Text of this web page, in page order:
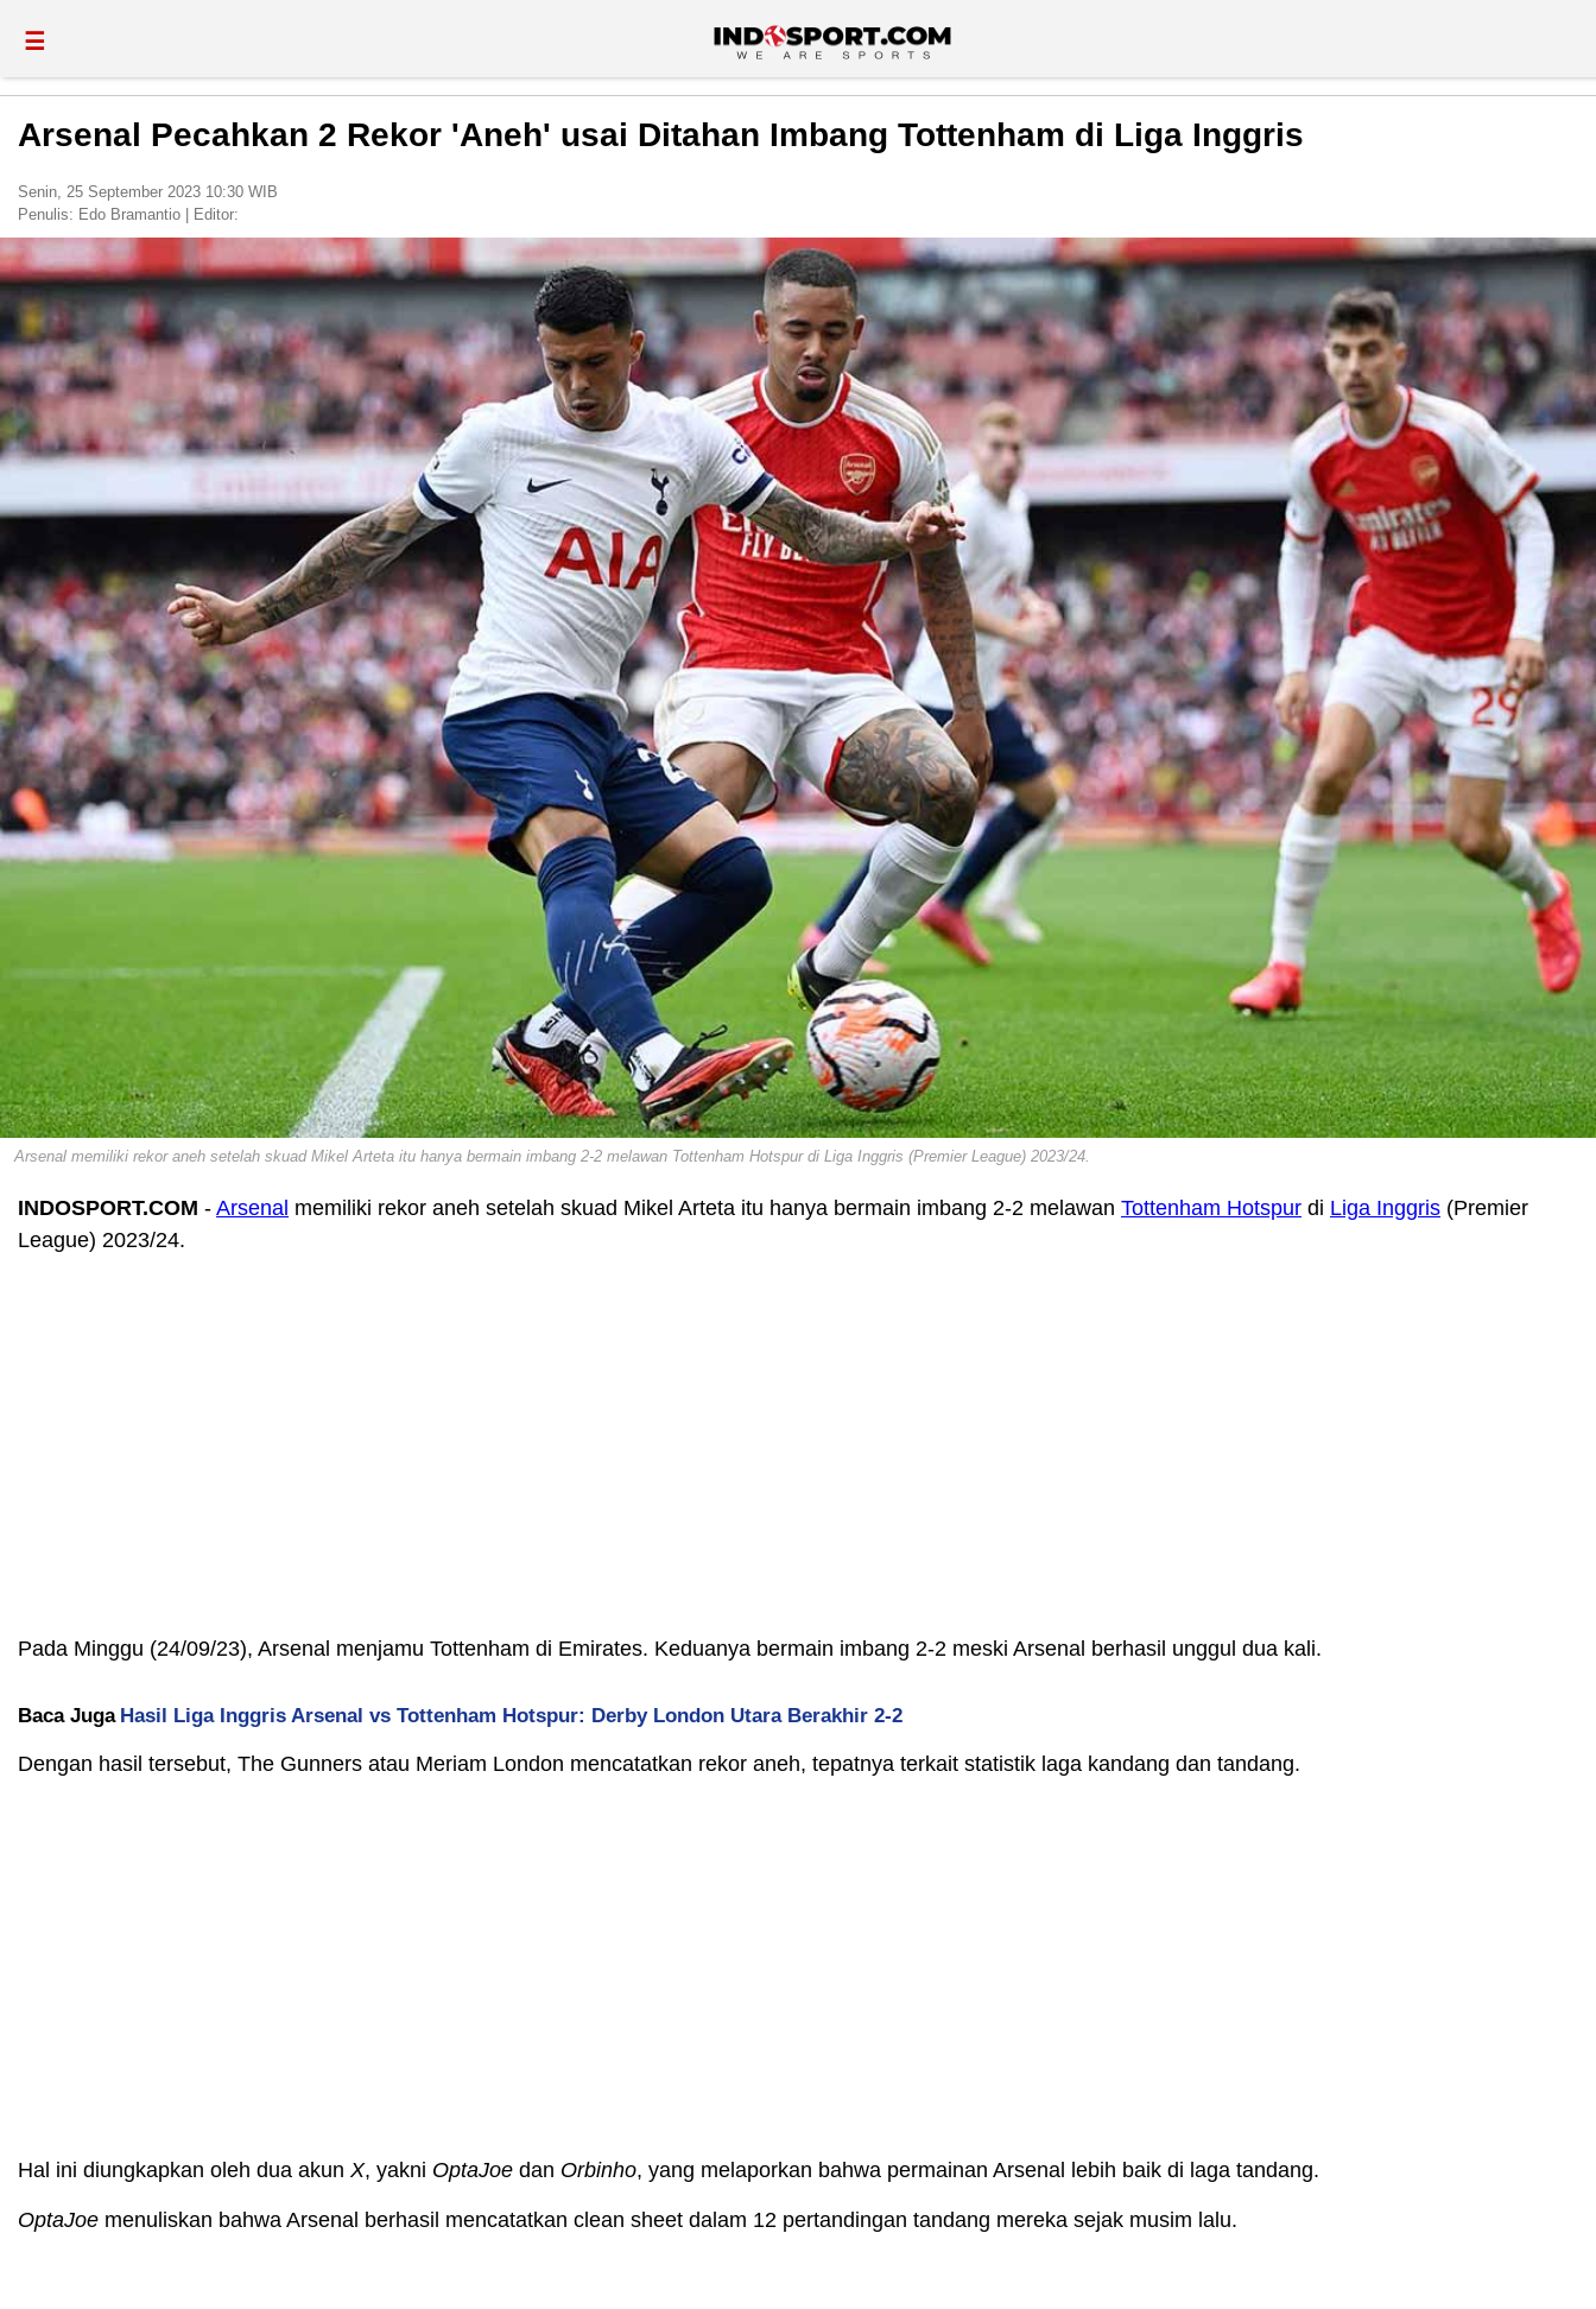
☰
Arsenal Pecahkan 2 Rekor 'Aneh' usai Ditahan Imbang Tottenham di Liga Inggris
Senin, 25 September 2023 10:30 WIB
Penulis: Edo Bramantio Editor:
Arsenal memiliki rekor aneh setelah skuad Mikel Arteta itu hanya bermain imbang 2-2 melawan Tottenham Hotspur di Liga Inggris (Premier League) 2023/24.
INDOSPORT.COM - Arsenal memiliki rekor aneh setelah skuad Mikel Arteta itu hanya bermain imbang 2-2 melawan Tottenham Hotspur di Liga Inggris (Premier
League) 2023/24.
Pada Minggu (24/09/23), Arsenal menjamu Tottenham di Emirates. Keduanya bermain imbang 2-2 meski Arsenal berhasil unggul dua kali.
Baca Juga Hasil Liga Inggris Arsenal vs Tottenham Hotspur: Derby London Utara Berakhir 2-2
Dengan hasil tersebut, The Gunners atau Meriam London mencatatkan rekor aneh, tepatnya terkait statistik laga kandang dan tandang.
Hal ini diungkapkan oleh dua akun X, yakni OptaJoe dan Orbinho, yang melaporkan bahwa permainan Arsenal lebih baik di laga tandang.
OptaJoe menuliskan bahwa Arsenal berhasil mencatatkan clean sheet dalam 12 pertandingan tandang mereka sejak musim lalu.